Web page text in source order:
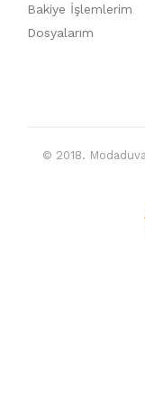
Bakiye İşlemlerim
Dosyalarım
© 2018.